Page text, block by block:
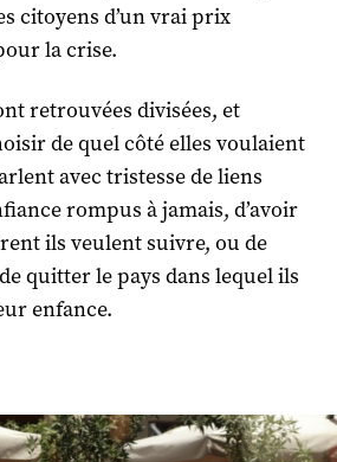
citoyens d’un vrai prix
la crise.
retrouvées divisées, et
de quel côté elles voulaient
avec tristesse de liens
rompus à jamais, d’avoir
ils veulent suivre, ou de
quitter le pays dans lequel ils
enfance.